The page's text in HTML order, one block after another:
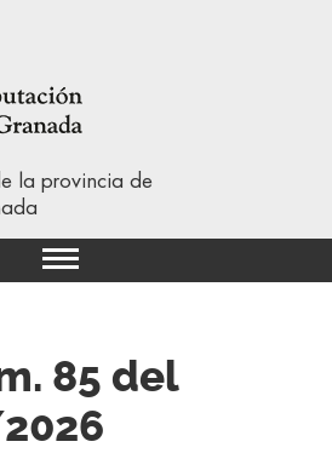
la provincia de
85 del